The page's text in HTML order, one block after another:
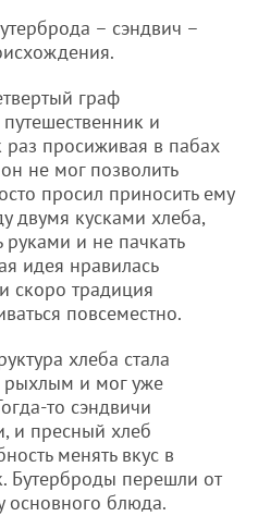
– сэндвич –
граф
и
раз просиживая в пабах
не мог позволить
просил приносить ему
двумя кусками хлеба,
и не пачкать
идея нравилась
скоро традиция
повсеместно.
хлеба стала
рыхлым и мог уже
то сэндвичи
и пресный хлеб
менять вкус в
Бутерброды перешли от
основного блюда.